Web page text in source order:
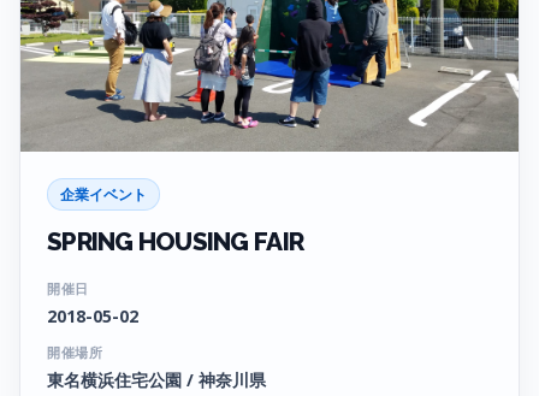
企業イベント
SPRING HOUSING FAIR
開催日
2018-05-02
開催場所
東名横浜住宅公園 / 神奈川県